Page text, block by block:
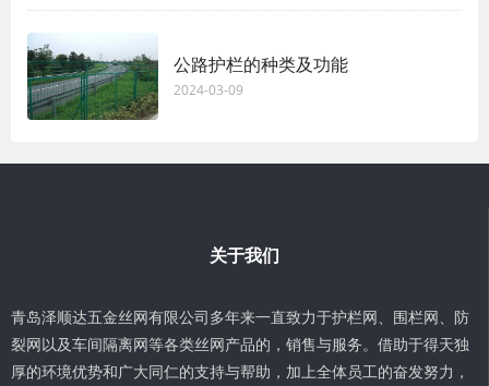
公路护栏的种类及功能
2024-03-09
关于我们
青岛泽顺达五金丝网有限公司多年来一直致力于护栏网、围栏网、防
裂网以及车间隔离网等各类丝网产品的，销售与服务。借助于得天独
厚的环境优势和广大同仁的支持与帮助，加上全体员工的奋发努力，